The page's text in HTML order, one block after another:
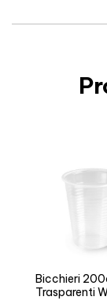
Bicchieri
Trasparenti